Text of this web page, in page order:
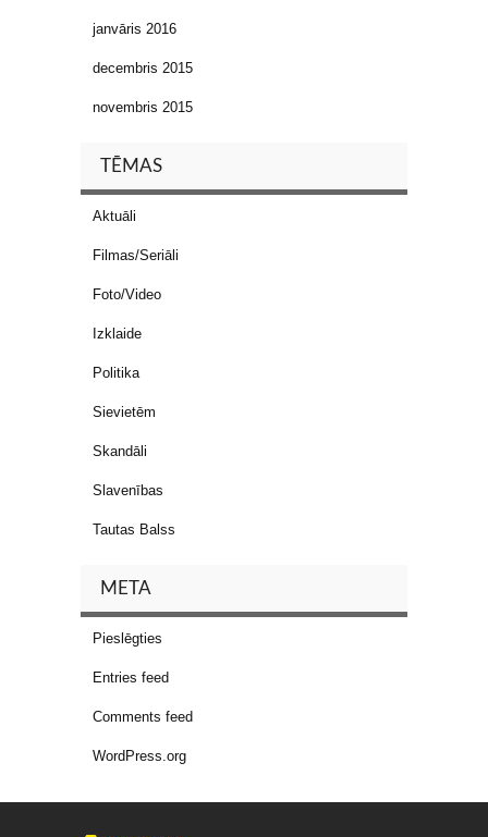
janvāris 2016
decembris 2015
novembris 2015
TĒMAS
Aktuāli
Filmas/Seriāli
Foto/Video
Izklaide
Politika
Sievietēm
Skandāli
Slavenības
Tautas Balss
META
Pieslēgties
Entries feed
Comments feed
WordPress.org